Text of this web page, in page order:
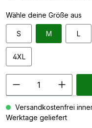
Wähle deine Größe aus
S M L
4XL
Versandkostenfrei
Werktage geliefert